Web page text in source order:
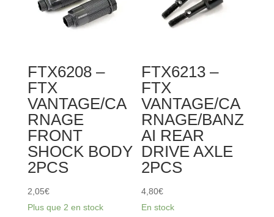
CARNAGE
OUTLAW
FRONT
SUSP.
HOLDER
2PCS
FTX6208 –
FTX
VANTAGE/CA
RNAGE
FRONT
SHOCK BODY
2PCS
2,05€
Plus que 2 en stock
FTX6213 –
FTX
VANTAGE/CA
RNAGE/BANZ
AI REAR
DRIVE AXLE
2PCS
4,80€
En stock